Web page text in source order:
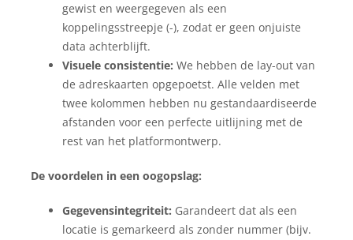
gewist en weergegeven als een
koppelingsstreepje (-), zodat er geen onjuiste
data achterblijft.
Visuele consistentie: We hebben de lay-out van
de adreskaarten opgepoetst. Alle velden met
twee kolommen hebben nu gestandaardiseerde
afstanden voor een perfecte uitlijning met de
rest van het platformontwerp.
De voordelen in een oogopslag:
Gegevensintegriteit: Garandeert dat als een
locatie is gemarkeerd als zonder nummer (bijv.